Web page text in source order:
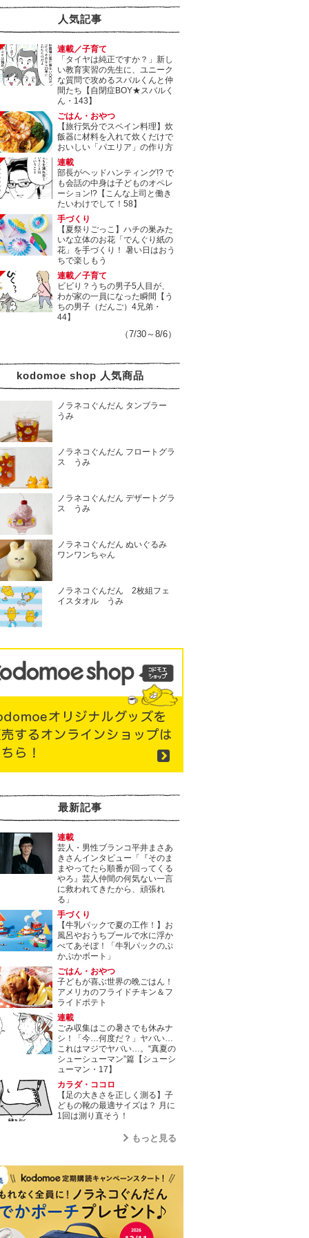
人気記事
連載／子育て
「タイヤは純正ですか？」新し
い教育実習の先生に、ユニーク
な質問で攻めるスバルくんと仲
間たち【自閉症BOY★スバルく
ん・143】
ごはん・おやつ
【旅行気分でスペイン料理】炊
飯器に材料を入れて炊くだけで
おいしい「パエリア」の作り方
連載
部長がヘッドハンティング!? で
も会話の中身は子どものオペレ
ーション!?【こんな上司と働き
たいわけでして！58】
手づくり
【夏祭りごっこ】ハチの巣みた
いな立体のお花「でんぐり紙の
花」を手づくり！ 暑い日はおう
ちで楽しもう
連載／子育て
ビビり？うちの男子5人目が、
わが家の一員になった瞬間【う
ちの男子（だんご）4兄弟・
44】
（7/30～8/6）
kodomoe shop 人気商品
ノラネコぐんだん タンブラー
うみ
ノラネコぐんだん フロートグラ
ス うみ
ノラネコぐんだん デザートグラ
ス うみ
ノラネコぐんだん ぬいぐるみ
ワンワンちゃん
ノラネコぐんだん 2枚組フェ
イスタオル うみ
最新記事
連載
芸人・男性ブランコ平井まさあ
きさんインタビュー「『そのま
まやってたら順番が回ってくる
やろ』芸人仲間の何気ない一言
に救われてきたから、頑張れ
る」
手づくり
【牛乳パックで夏の工作！】お
風呂やおうちプールで水に浮か
べてあそぼ！「牛乳パックのぷ
かぷかボート」
ごはん・おやつ
子どもが喜ぶ世界の晩ごはん！
アメリカのフライドチキン＆フ
ライドポテト
連載
ごみ収集はこの暑さでも休みナ
シ！「今…何度だ？」ヤバい…
これはマジでヤバい…。“真夏の
シューシューマン”篇【シューシ
ューマン・17】
カラダ・ココロ
【足の大きさを正しく測る】子
どもの靴の最適サイズは？ 月に
1回は測り直そう！
もっと見る